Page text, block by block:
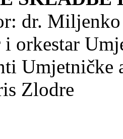
dr.
orkestar
Umjetničke
Zlodre